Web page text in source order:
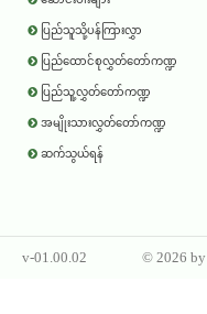
ပြည်သူသို့ပန်ကြားလွှာ
ပြည်ထောင်စုလွှတ်တော်ကဏ္ဍ
ပြည်သူ့လွှတ်တော်ကဏ္ဍ
အမျိုးသားလွှတ်တော်ကဏ္ဍ
ဆက်သွယ်ရန်
v-01.00.02 © 2026 by